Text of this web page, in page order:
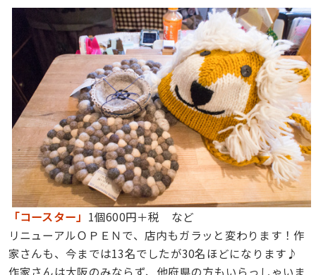
「コースター」 1個600円＋税 など
リニューアルＯＰＥＮで、店内もガラッと変わります！作
家さんも、今までは13名でしたが30名ほどになります♪
作家さんは大阪のみならず、他府県の方もいらっしゃいま